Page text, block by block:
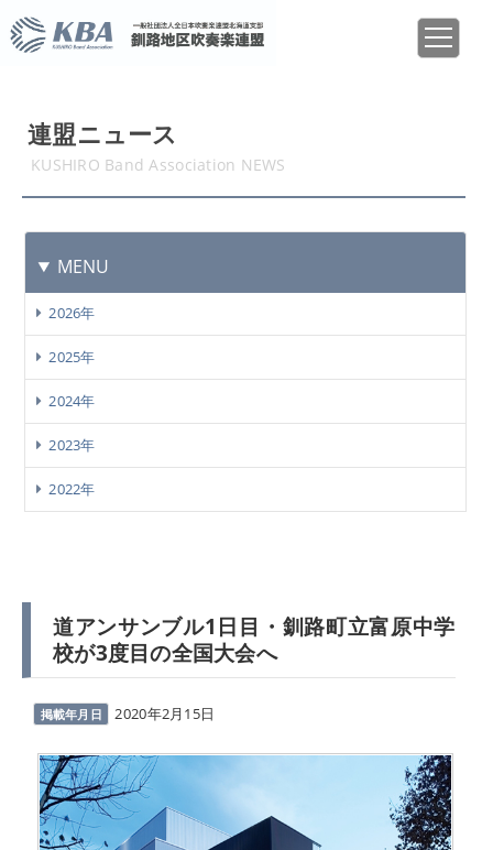
連盟ニュース
KUSHIRO Band Association NEWS
MENU
2026年
2025年
2024年
2023年
2022年
道アンサンブル1日目・釧路町立富原中学
校が3度目の全国大会へ
掲載年月日 2020年2月15日